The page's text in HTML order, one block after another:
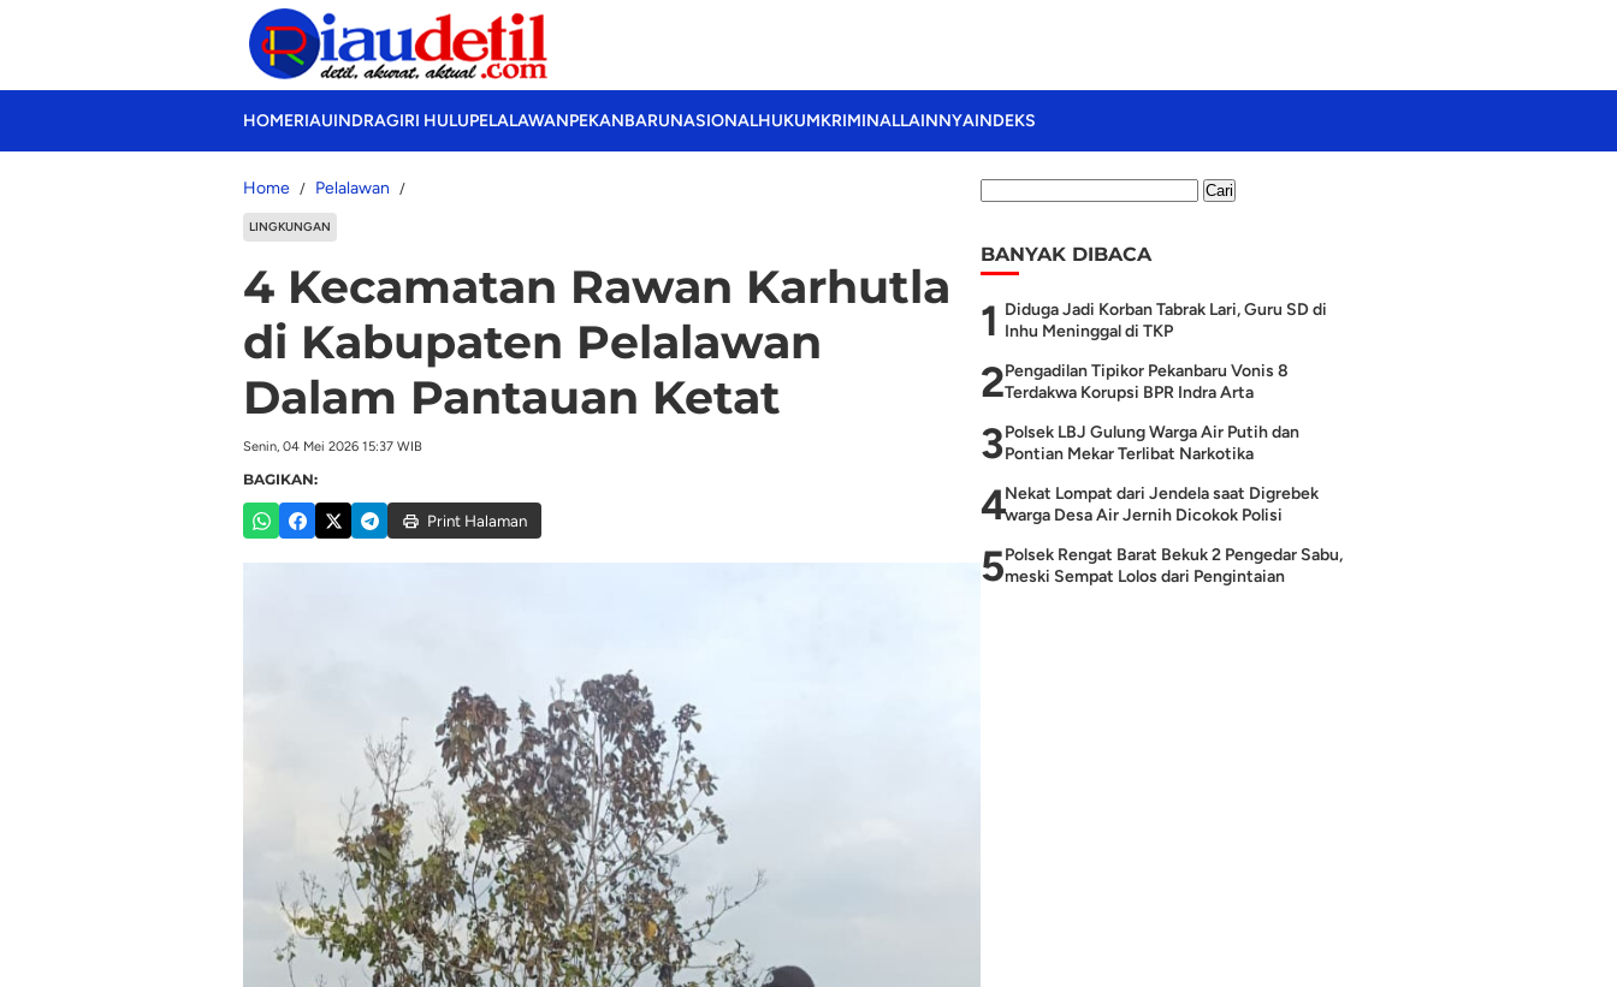
HOMERIAUINDRAGIRI HULUPELALAWANPEKANBARUNASIONALHUKUMKRIMINALLAINNYAINDEKS
Home Pelalawan
LINGKUNGAN
4 Kecamatan Rawan Karhutla
di Kabupaten Pelalawan
Dalam Pantauan Ketat
Senin, 04 Mei 2026 15:37 WIB
BAGIKAN:
Print Halaman
BANYAK DIBACA
1 Diduga Jadi Korban Tabrak Lari, Guru SD di
Inhu Meninggal di TKP
2Pengadilan Tipikor Pekanbaru Vonis 8
Terdakwa Korupsi BPR Indra Arta
3Polsek LBJ Gulung Warga Air Putih dan
Pontian Mekar Terlibat Narkotika
4Nekat Lompat dari Jendela saat Digrebek
warga Desa Air Jernih Dicokok Polisi
5Polsek Rengat Barat Bekuk 2 Pengedar Sabu,
meski Sempat Lolos dari Pengintaian